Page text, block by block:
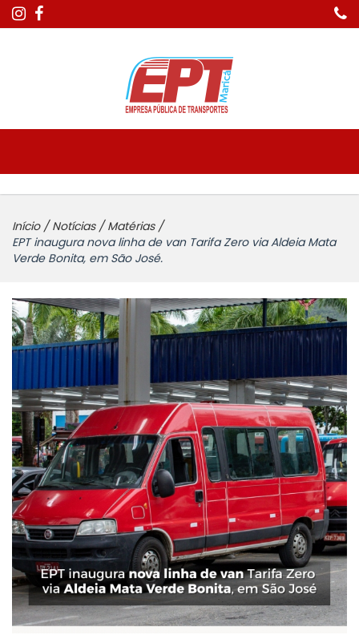
Início / Notícias / Matérias /
EPT inaugura nova linha de van Tarifa Zero via Aldeia Mata
Verde Bonita, em São José.